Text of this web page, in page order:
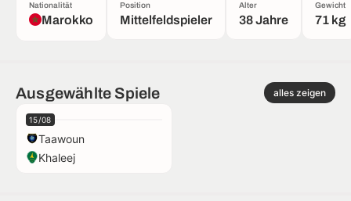
Nationalität
Marokko
Position
Mittelfeldspieler
Alter
38 Jahre
Gewicht
71 kg
Ausgewählte Spiele alles zeigen
15/08
Taawoun
Khaleej